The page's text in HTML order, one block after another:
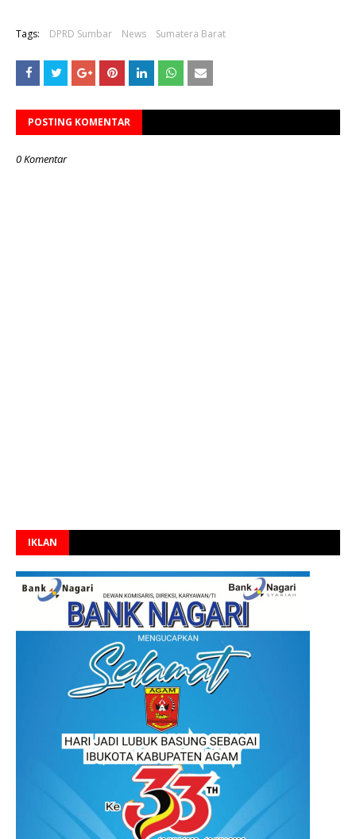
Tags: DPRD Sumbar News Sumatera Barat
POSTING KOMENTAR
0 Komentar
IKLAN